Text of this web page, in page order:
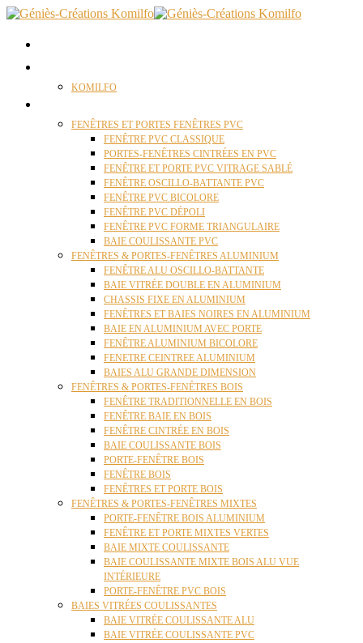
KOMILFO
FENÊTRES ET PORTES FENÊTRES PVC
FENÊTRE PVC CLASSIQUE
PORTES-FENÊTRES CINTRÉES EN PVC
FENÊTRE ET PORTE PVC VITRAGE SABLÉ
FENÊTRE OSCILLO-BATTANTE PVC
FENÊTRE PVC BICOLORE
FENÊTRE PVC DÉPOLI
FENÊTRE PVC FORME TRIANGULAIRE
BAIE COULISSANTE PVC
FENÊTRES & PORTES-FENÊTRES ALUMINIUM
FENÊTRE ALU OSCILLO-BATTANTE
BAIE VITRÉE DOUBLE EN ALUMINIUM
CHASSIS FIXE EN ALUMINIUM
FENÊTRES ET BAIES NOIRES EN ALUMINIUM
BAIE EN ALUMINIUM AVEC PORTE
FENÊTRE ALUMINIUM BICOLORE
FENETRE CEINTREE ALUMINIUM
BAIES ALU GRANDE DIMENSION
FENÊTRES & PORTES-FENÊTRES BOIS
FENÊTRE TRADITIONNELLE EN BOIS
FENÊTRE BAIE EN BOIS
FENÊTRE CINTRÉE EN BOIS
BAIE COULISSANTE BOIS
PORTE-FENÊTRE BOIS
FENÊTRE BOIS
FENÊTRES ET PORTE BOIS
FENÊTRES & PORTES-FENÊTRES MIXTES
PORTE-FENÊTRE BOIS ALUMINIUM
FENÊTRE ET PORTE MIXTES VERTES
BAIE MIXTE COULISSANTE
BAIE COULISSANTE MIXTE BOIS ALU VUE
INTÉRIEURE
PORTE-FENÊTRE PVC BOIS
BAIES VITRÉES COULISSANTES
BAIE VITRÉE COULISSANTE ALU
BAIE VITRÉE COULISSANTE PVC